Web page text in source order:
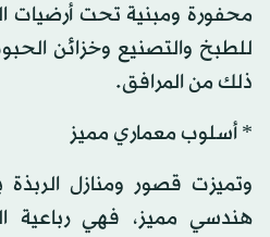
محفورة ومبنية تحت أرضيات
للطبخ والتصنيع وخزائن
ذلك من المرافق.
* أسلوب معماري مميز
وتميزت قصور ومنازل
هندسي مميز، فهي رباعية